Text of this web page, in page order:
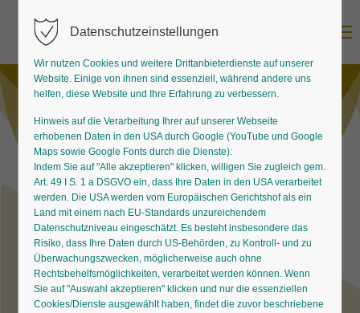
Die Staude des Jahres
Datenschutzeinstellungen
Wir nutzen Cookies und weitere Drittanbieterdienste auf unserer
Website. Einige von ihnen sind essenziell, während andere uns
helfen, diese Website und Ihre Erfahrung zu verbessern.
Hinweis auf die Verarbeitung Ihrer auf unserer Webseite
erhobenen Daten in den USA durch Google (YouTube und Google
Maps sowie Google Fonts durch die Dienste):
Indem Sie auf "Alle akzeptieren" klicken, willigen Sie zugleich gem.
Art. 49 I S. 1 a DSGVO ein, dass Ihre Daten in den USA verarbeitet
werden. Die USA werden vom Europäischen Gerichtshof als ein
Land mit einem nach EU-Standards unzureichendem
Datenschutzniveau eingeschätzt. Es besteht insbesondere das
Risiko, dass Ihre Daten durch US-Behörden, zu Kontroll- und zu
Überwachungszwecken, möglicherweise auch ohne
Rechtsbehelfsmöglichkeiten, verarbeitet werden können. Wenn
Sie auf "Auswahl akzeptieren" klicken und nur die essenziellen
Cookies/Dienste ausgewählt haben, findet die zuvor beschriebene